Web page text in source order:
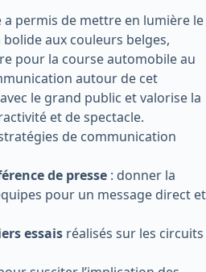
permis de mettre en lumière le
aux couleurs belges,
pour la course automobile au
autour de cet
le grand public et valorise la
et de spectacle.
de communication
de presse : donner la
pour un message direct et
essais réalisés sur les circuits